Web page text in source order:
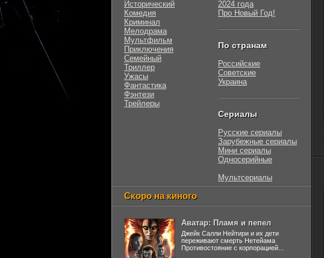
Исторический
Комедия
Криминал
Мелодрама
Мультфильм
Приключения
Семейный
Триллер
Ужасы
Фантастика
Фэнтези
Трейлеры
2024 года
Про Новый Год!
По странам
Российские
Советские
Украина
Сериалы
Русские сериалы
Зарубежные сериалы
Мини сериалы
Односерийные
Мультсериалы
Скоро на киного
Аватар: Пламя и пепел
Джейк Салли Нейтири и их дети
переживают смерть Нетейама
Противостояние с корпорацией...